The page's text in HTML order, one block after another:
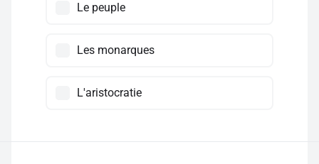
Le peuple
Les monarques
L'aristocratie